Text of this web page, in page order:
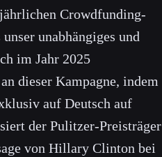
Crowdfunding-
unabhängiges und
im Jahr 2025
dieser Kampagne, indem
auf Deutsch auf
der Pulitzer-Preisträger
von Hillary Clinton bei